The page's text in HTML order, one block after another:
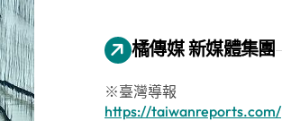
橘傳媒 新媒體集團
※臺灣導報
https://taiwanreports.com/